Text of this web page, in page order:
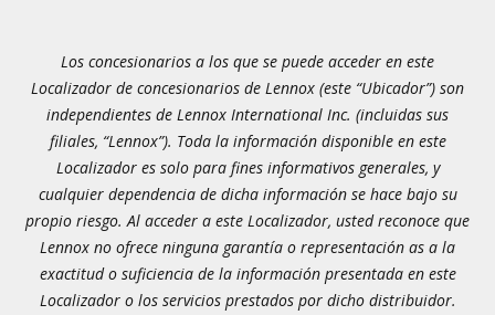
Los concesionarios a los que se puede acceder en este
Localizador de concesionarios de Lennox (este “Ubicador”) son
independientes de Lennox International Inc. (incluidas sus
filiales, “Lennox”). Toda la información disponible en este
Localizador es solo para fines informativos generales, y
cualquier dependencia de dicha información se hace bajo su
propio riesgo. Al acceder a este Localizador, usted reconoce que
Lennox no ofrece ninguna garantía o representación as a la
exactitud o suficiencia de la información presentada en este
Localizador o los servicios prestados por dicho distribuidor.